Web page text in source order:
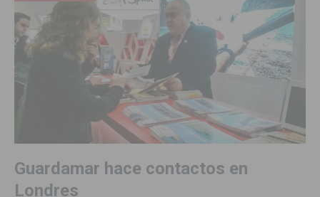
Guardamar hace contactos en
Londres